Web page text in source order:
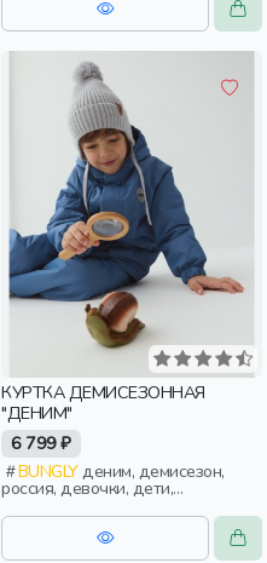
КУРТКА ДЕМИСЕЗОННАЯ
"ДЕНИМ"
6 799 ₽
BUNGLYденим, демисезон,
россия, девочки, дети,
школьники, подростки